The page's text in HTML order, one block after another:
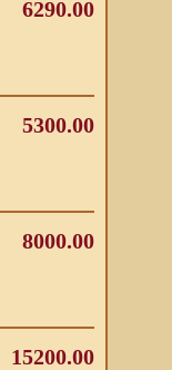
6290.00
5300.00
8000.00
15200.00